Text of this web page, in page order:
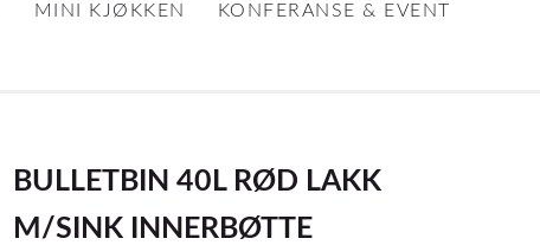
MINI KJØKKEN KONFERANSE & EVENT
BULLETBIN 40L RØD LAKK
M/SINK INNERBØTTE